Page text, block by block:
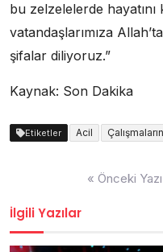
bu zelzelelerde
vatandaşlarımıza
şifalar diliyoruz.”
Kaynak: Son Dakika
Etiketler Acil Çalışmaların
« Önceki Yazı
İlgili Yazılar